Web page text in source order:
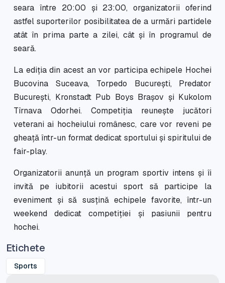
seara între 20:00 și 23:00, organizatorii oferind
astfel suporterilor posibilitatea de a urmări partidele
atât în prima parte a zilei, cât și în programul de
seară.
La ediția din acest an vor participa echipele Hochei
Bucovina Suceava, Torpedo București, Predator
București, Kronstadt Pub Boys Brașov și Kukolom
Tîrnava Odorhei. Competiția reunește jucători
veterani ai hocheiului românesc, care vor reveni pe
gheață într-un format dedicat sportului și spiritului de
fair-play.
Organizatorii anunță un program sportiv intens și îi
invită pe iubitorii acestui sport să participe la
eveniment și să susțină echipele favorite, într-un
weekend dedicat competiției și pasiunii pentru
hochei.
Etichete
Sports